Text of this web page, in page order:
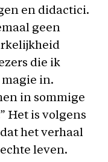
en didactici.
geen
die ik
magie in.
in sommige
Het is volgens
het verhaal
leven.